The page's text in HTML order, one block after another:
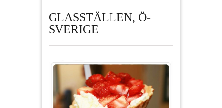
GLASSTÄLLEN, Ö-
SVERIGE